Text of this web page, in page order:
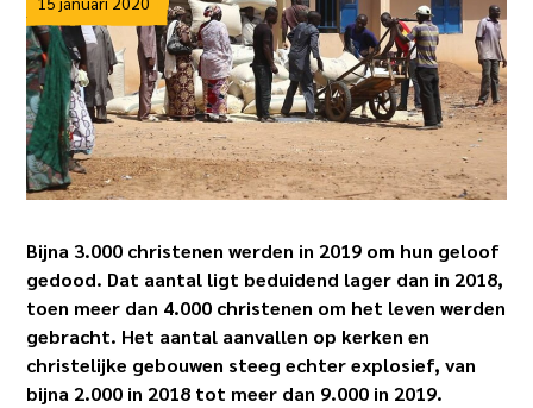
Bijna 3.000 christenen werden in 2019 om hun geloof
gedood. Dat aantal ligt beduidend lager dan in 2018,
toen meer dan 4.000 christenen om het leven werden
gebracht. Het aantal aanvallen op kerken en
christelijke gebouwen steeg echter explosief, van
bijna 2.000 in 2018 tot meer dan 9.000 in 2019.